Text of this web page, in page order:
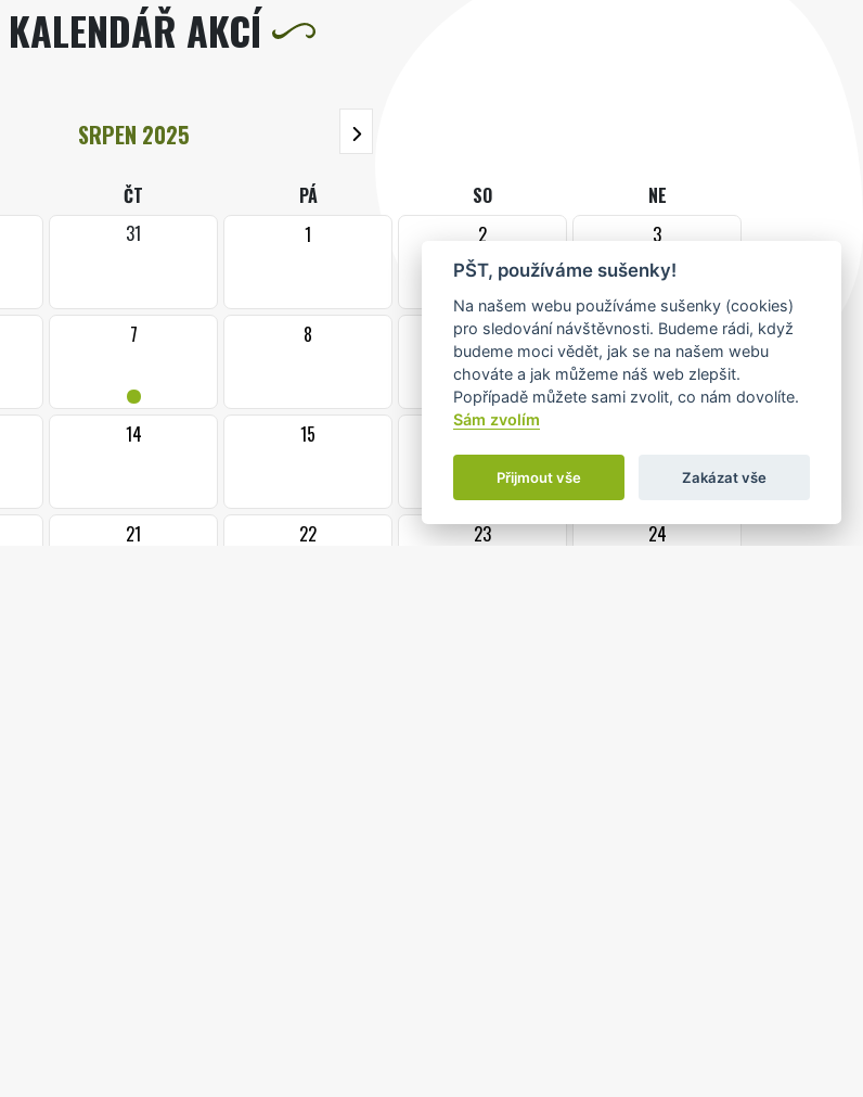
KALENDÁŘ AKCÍ
SRPEN 2025
ČT PÁ SO
NE
31 1 2 3
7
•
8 9 10
14 15 16
21 22 23 24
PŠT, používáme sušenky!
Na našem webu používáme sušenky (cookies)
pro sledování návštěvnosti. Budeme rádi, když
budeme moci vědět, jak se na našem webu
chováte a jak můžeme náš web zlepšit.
Popřípadě můžete sami zvolit, co nám dovolíte.
Sám zvolím
Přijmout vše Zakázat vše